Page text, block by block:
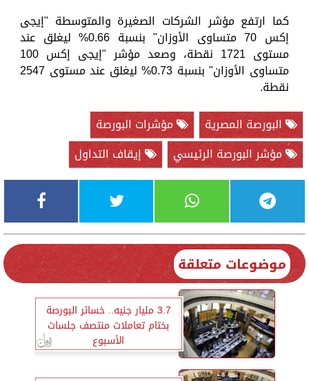
كما ارتفع مؤشر الشركات الصغيرة والمتوسطة "إيجى
إكس 70 متساوى الأوزان" بنسبة 0.66% ليغلق عند
مستوى 1721 نقطة، وصعد مؤشر "إيجى إكس 100
متساوى الأوزان" بنسبة 0.73% ليغلق عند مستوى 2547
نقطة.
البورصة المصرية
مؤشرات البورصة
مؤشر البورصة الرئيسي
إيقاف التداول
موضوعات متعلقة
3.7 مليار جنيه.. خسائر البورصة
بختام تعاملات منتصف جلسات
الأسبوع